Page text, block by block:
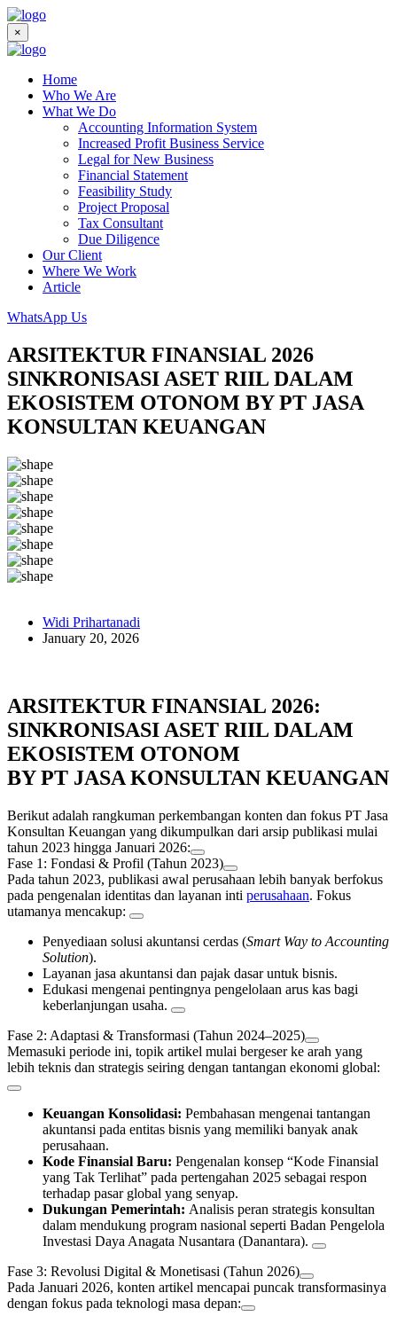
×
Home
Who We Are
What We Do
Accounting Information System
Increased Profit Business Service
Legal for New Business
Financial Statement
Feasibility Study
Project Proposal
Tax Consultant
Due Diligence
Our Client
Where We Work
Article
WhatsApp Us
ARSITEKTUR FINANSIAL 2026
SINKRONISASI ASET RIIL DALAM
EKOSISTEM OTONOM BY PT JASA
KONSULTAN KEUANGAN
Widi Prihartanadi
January 20, 2026
ARSITEKTUR FINANSIAL 2026:
SINKRONISASI ASET RIIL DALAM
EKOSISTEM OTONOM
BY PT JASA KONSULTAN KEUANGAN
Berikut adalah rangkuman perkembangan konten dan fokus PT Jasa
Konsultan Keuangan yang dikumpulkan dari arsip publikasi mulai
tahun 2023 hingga Januari 2026:
Fase 1: Fondasi & Profil (Tahun 2023)
Pada tahun 2023, publikasi awal perusahaan lebih banyak berfokus
pada pengenalan identitas dan layanan inti perusahaan. Fokus
utamanya mencakup:
Penyediaan solusi akuntansi cerdas (Smart Way to Accounting
Solution).
Layanan jasa akuntansi dan pajak dasar untuk bisnis.
Edukasi mengenai pentingnya pengelolaan arus kas bagi
keberlanjungan usaha.
Fase 2: Adaptasi & Transformasi (Tahun 2024–2025)
Memasuki periode ini, topik artikel mulai bergeser ke arah yang
lebih teknis dan strategis seiring dengan tantangan ekonomi global:
Keuangan Konsolidasi: Pembahasan mengenai tantangan
akuntansi pada entitas bisnis yang memiliki banyak anak
perusahaan.
Kode Finansial Baru: Pengenalan konsep “Kode Finansial
yang Tak Terlihat” pada pertengahan 2025 sebagai respon
terhadap pasar global yang senyap.
Dukungan Pemerintah: Analisis peran strategis konsultan
dalam mendukung program nasional seperti Badan Pengelola
Investasi Daya Anagata Nusantara (Danantara).
Fase 3: Revolusi Digital & Monetisasi (Tahun 2026)
Pada Januari 2026, konten artikel mencapai puncak transformasinya
dengan fokus pada teknologi masa depan: